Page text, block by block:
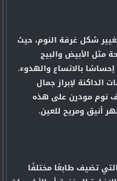
شكل غرفة النوم، حيث
مثل الأبيض والبيج
بالاتساع والهدوء.
لإبراز جمال
نوم مودرن على هذه
أنيق ومريح للعين.
تضيف طابعًا مختلفًا